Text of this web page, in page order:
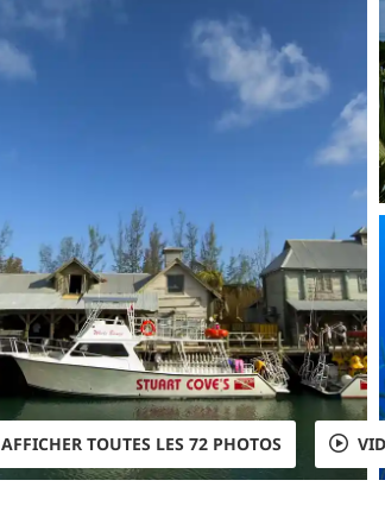
AFFICHER TOUTES LES 72 PHOTOS